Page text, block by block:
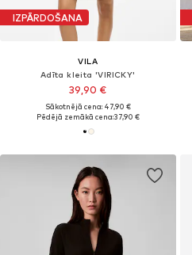
IZPĀRDOŠANA
VILA
Adīta kleita 'VIRICKY'
39,90 €
Sākotnējā cena: 47,90 €
Pēdējā zemākā cena:37,90 €